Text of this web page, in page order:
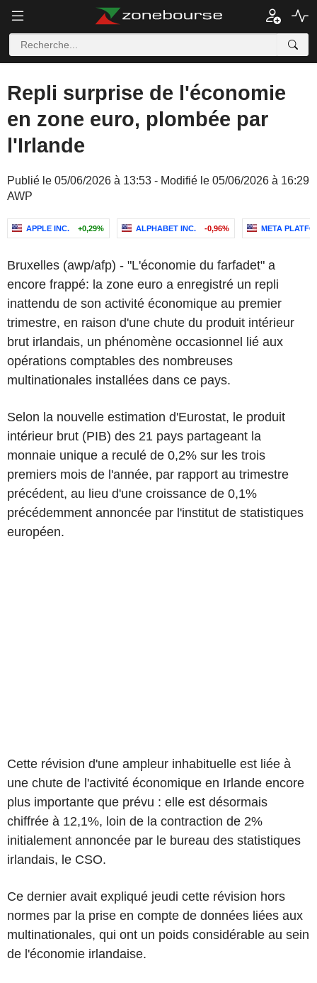
Repli surprise de l'économie
en zone euro, plombée par
l'Irlande
Publié le 05/06/2026 à 13:53 - Modifié le 05/06/2026 à 16:29
AWP
APPLE INC. +0,29% ALPHABET INC. -0,96% META
Bruxelles (awp/afp) - "L'économie du farfadet" a
encore frappé: la zone euro a enregistré un repli
inattendu de son activité économique au premier
trimestre, en raison d'une chute du produit intérieur
brut irlandais, un phénomène occasionnel lié aux
opérations comptables des nombreuses
multinationales installées dans ce pays.
Selon la nouvelle estimation d'Eurostat, le produit
intérieur brut (PIB) des 21 pays partageant la
monnaie unique a reculé de 0,2% sur les trois
premiers mois de l'année, par rapport au trimestre
précédent, au lieu d'une croissance de 0,1%
précédemment annoncée par l'institut de statistiques
européen.
Cette révision d'une ampleur inhabituelle est liée à
une chute de l'activité économique en Irlande encore
plus importante que prévu : elle est désormais
chiffrée à 12,1%, loin de la contraction de 2%
initialement annoncée par le bureau des statistiques
irlandais, le CSO.
Ce dernier avait expliqué jeudi cette révision hors
normes par la prise en compte de données liées aux
multinationales, qui ont un poids considérable au sein
de l'économie irlandaise.